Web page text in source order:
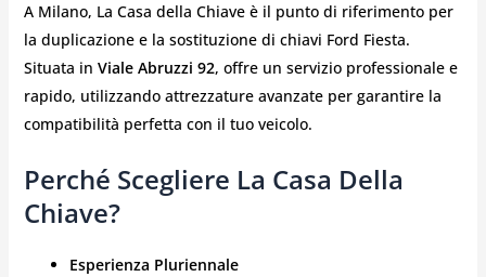
A Milano, La Casa della Chiave è il punto di riferimento per
la duplicazione e la sostituzione di chiavi Ford Fiesta.
Situata in Viale Abruzzi 92, offre un servizio professionale e
rapido, utilizzando attrezzature avanzate per garantire la
compatibilità perfetta con il tuo veicolo.
Perché Scegliere La Casa Della
Chiave?
Esperienza Pluriennale